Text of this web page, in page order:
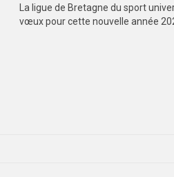
La ligue de Bretagne du sport
vœux pour cette nouvelle année